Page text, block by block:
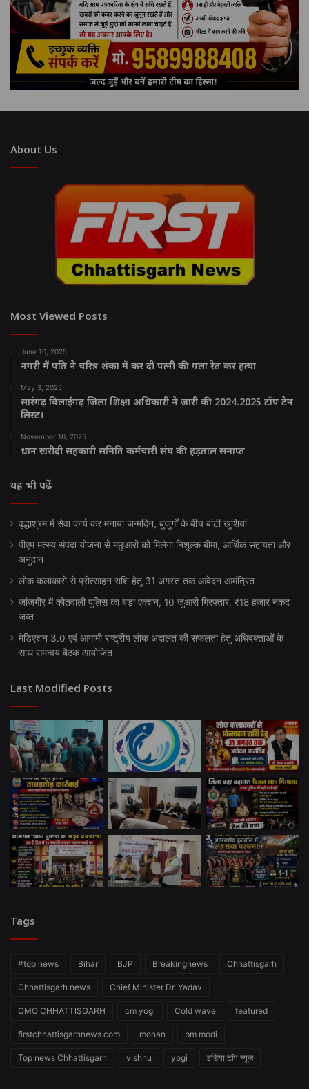
About Us
Most Viewed Posts
June 10, 2025
नगरी में पति ने चरित्र शंका में कर दी पत्नी की गला रेत कर हत्या
May 3, 2025
सारंगढ़ बिलाईगढ़ जिला शिक्षा अधिकारी ने जारी की 2024.2025 टॉप टेन
लिस्ट।
November 16, 2025
धान खरीदी सहकारी समिति कर्मचारी संघ की हड़ताल समाप्त
यह भी पढ़ें
वृद्धाश्रम में सेवा कार्य कर मनाया जन्मदिन, बुजुर्गों के बीच बांटी खुशियां
पीएम मत्स्य संपदा योजना से मछुआरों को मिलेगा निशुल्क बीमा, आर्थिक सहायता और
अनुदान
लोक कलाकारों से प्रोत्साहन राशि हेतु 31 अगस्त तक आवेदन आमंत्रित
जांजगीर में कोतवाली पुलिस का बड़ा एक्शन, 10 जुआरी गिरफ्तार, ₹18 हजार नकद
जब्त
मेडिएशन 3.0 एवं आगामी राष्ट्रीय लोक अदालत की सफलता हेतु अधिवक्ताओं के
साथ समन्वय बैठक आयोजित
Last Modified Posts
Tags
#top news Bihar BJP Breakingnews Chhattisgarh
Chhattisgarh news Chief Minister Dr. Yadav
CMO CHHATTISGARH cm yogi Cold wave featured
firstchhattisgarhnews.com mohan pm modi
Top news Chhattisgarh vishnu yogi इंडिया टॉप न्यूज